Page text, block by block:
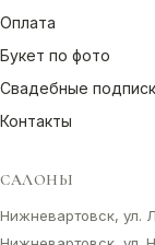
Оплата
Букет по фото
Свадебные
Контакты
САЛОНЫ
Нижневартовск, ул.